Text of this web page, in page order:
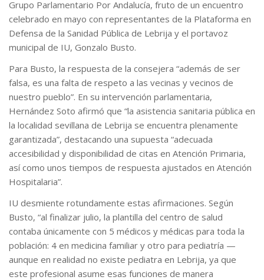
Grupo Parlamentario Por Andalucía, fruto de un encuentro
celebrado en mayo con representantes de la Plataforma en
Defensa de la Sanidad Pública de Lebrija y el portavoz
municipal de IU, Gonzalo Busto.
Para Busto, la respuesta de la consejera “además de ser
falsa, es una falta de respeto a las vecinas y vecinos de
nuestro pueblo”. En su intervención parlamentaria,
Hernández Soto afirmó que “la asistencia sanitaria pública en
la localidad sevillana de Lebrija se encuentra plenamente
garantizada”, destacando una supuesta “adecuada
accesibilidad y disponibilidad de citas en Atención Primaria,
así como unos tiempos de respuesta ajustados en Atención
Hospitalaria”.
IU desmiente rotundamente estas afirmaciones. Según
Busto, “al finalizar julio, la plantilla del centro de salud
contaba únicamente con 5 médicos y médicas para toda la
población: 4 en medicina familiar y otro para pediatría —
aunque en realidad no existe pediatra en Lebrija, ya que
este profesional asume esas funciones de manera